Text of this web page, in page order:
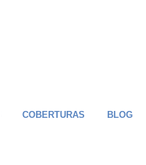
COBERTURAS BLOG